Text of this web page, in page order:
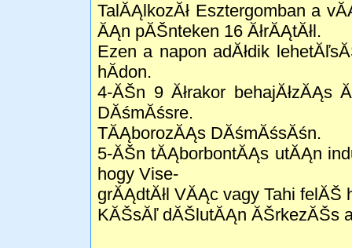
TalĂĄlkozĂł Esztergomban a
ĂĄn pĂŠnteken 16 ĂłrĂĄtĂłl.
Ezen a napon adĂłdik
hĂ­don.
4-ĂŠn 9 Ăłrakor behajĂłzĂĄs
DĂśmĂśsre.
TĂĄborozĂĄs DĂśmĂśsĂśn.
5-ĂŠn tĂĄborbontĂĄs utĂĄn
hogy Vise-
grĂĄdtĂłl VĂĄc vagy Tahi felĂŠ
KĂŠsĂľ dĂŠlutĂĄn ĂŠrkezĂŠs